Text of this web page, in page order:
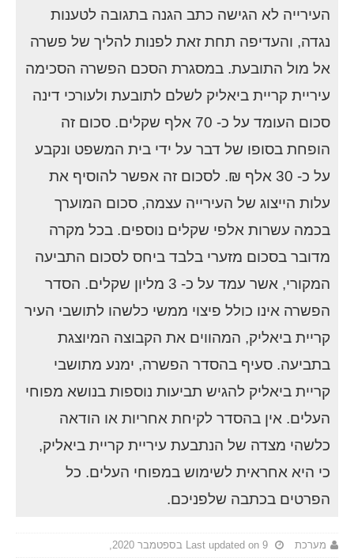
העירייה לא הגישה כתב הגנה בתגובה לטענות
נגדה, והעדיפה תחת זאת לפנות להליך של פשרה
אל מול התובעת. במסגרת הסכם הפשרה הסכימה
עיריית קריית ביאליק לשלם לתובעת ולעורכי דינה
סכום העומד על כ- 70 אלף שקלים. סכום זה
הופחת בסופו של דבר על ידי בית המשפט ונקבע
על כ- 30 אלף ₪. לסכום זה אפשר להוסיף את
עלות הייצוג של העירייה עצמה, סכום המוערך
בכמה עשרות אלפי שקלים נוספים. בכל מקרה
מדובר בסכום מזערי בלבד ביחס לסכום התביעה
המקורי, אשר עמד על כ- 3 מליון שקלים. הסדר
הפשרה אינו כולל פיצוי ממשי כלשהו לתושבי העיר
קריית ביאליק, המהווים את הקבוצה המיוצגת
בתביעה. סעיף בהסדר הפשרה, ימנע מתושבי
קריית ביאליק להגיש תביעות נוספות בנושא מפוחי
העלים. אין בהסדר לקיחת אחריות או הודאה
כלשהי מצדה של הנתבעת עיריית קריית ביאליק,
כי היא אחראית לשימוש במפוחי העלים. כל
הפרטים בכתבה שלפניכם.
מערכת